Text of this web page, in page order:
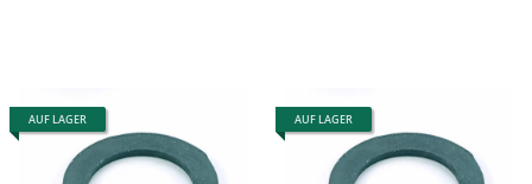
AUF LAGER AUF LAGER